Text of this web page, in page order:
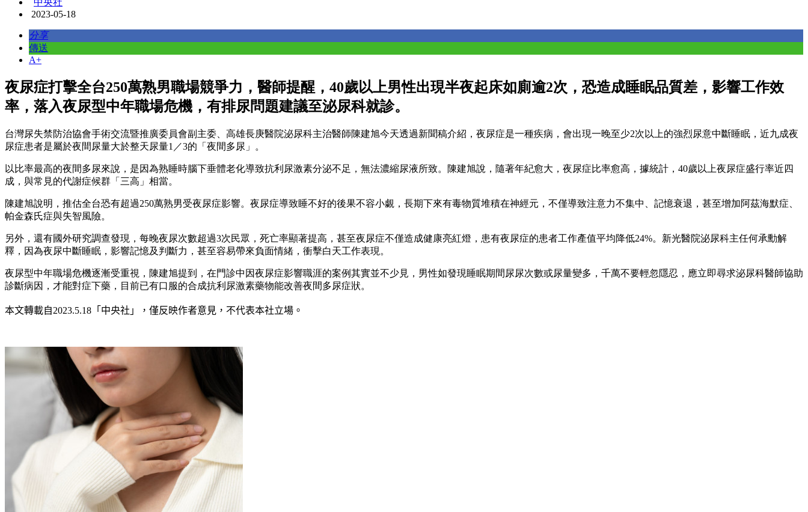
2023-05-18
分享
傳送
A+
夜尿症打擊全台250萬熟男職場競爭力，醫師提醒，40歲以上男性出現半夜起床如廁逾2次，恐造成睡眠品質差，影響工作效
率，落入夜尿型中年職場危機，有排尿問題建議至泌尿科就診。
台灣尿失禁防治協會手術交流暨推廣委員會副主委、高雄長庚醫院泌尿科主治醫師陳建旭今天透過新聞稿介紹，夜尿症是一種疾病，會出現一晚至少2次以上的強烈尿意中斷睡眠，近九成夜
尿症患者是屬於夜間尿量大於整天尿量1／3的「夜間多尿」。
以比率最高的夜間多尿來說，是因為熟睡時腦下垂體老化導致抗利尿激素分泌不足，無法濃縮尿液所致。陳建旭說，隨著年紀愈大，夜尿症比率愈高，據統計，40歲以上夜尿症盛行率近四
成，與常見的代謝症候群「三高」相當。
陳建旭說明，推估全台恐有超過250萬熟男受夜尿症影響。夜尿症導致睡不好的後果不容小覷，長期下來有毒物質堆積在神經元，不僅導致注意力不集中、記憶衰退，甚至增加阿茲海默症、
帕金森氏症與失智風險。
另外，還有國外研究調查發現，每晚夜尿次數超過3次民眾，死亡率顯著提高，甚至夜尿症不僅造成健康亮紅燈，患有夜尿症的患者工作產值平均降低24%。新光醫院泌尿科主任何承勳解
釋，因為夜尿中斷睡眠，影響記憶及判斷力，甚至容易帶來負面情緒，衝擊白天工作表現。
夜尿型中年職場危機逐漸受重視，陳建旭提到，在門診中因夜尿症影響職涯的案例其實並不少見，男性如發現睡眠期間尿尿次數或尿量變多，千萬不要輕忽隱忍，應立即尋求泌尿科醫師協助
診斷病因，才能對症下藥，目前已有口服的合成抗利尿激素藥物能改善夜間多尿症狀。
本文轉載自2023.5.18 「中央社」 ，僅反映作者意見，不代表本社立場。